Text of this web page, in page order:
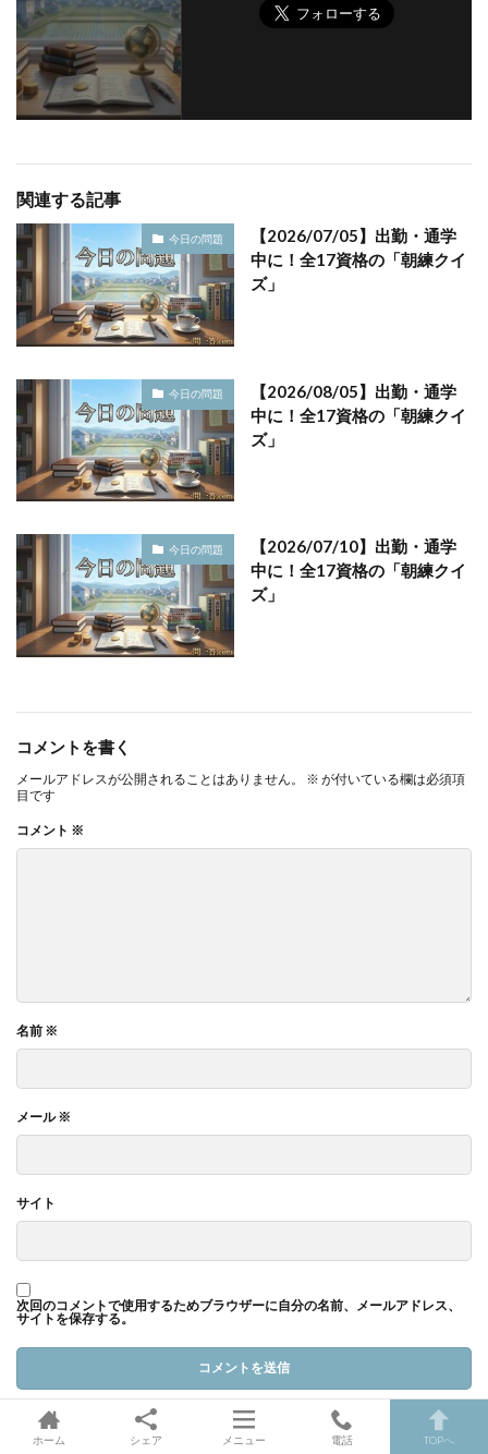
関連する記事
今日の問題
【2026/07/05】出勤・通学
中に！全17資格の「朝練クイ
ズ」
今日の問題
【2026/08/05】出勤・通学
中に！全17資格の「朝練クイ
ズ」
今日の問題
【2026/07/10】出勤・通学
中に！全17資格の「朝練クイ
ズ」
コメントを書く
メールアドレスが公開されることはありません。 ※ が付いている欄は必須項
目です
コメント ※
名前 ※
メール※
サイト
次回のコメントで使用するためブラウザーに自分の名前、メールアドレス、
サイトを保存する。
ホーム シェア メニュー 電話 TOPへ